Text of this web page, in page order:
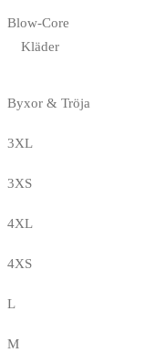
Blow-Core
Kläder
Byxor & Tröja
3XL
3XS
4XL
4XS
L
M